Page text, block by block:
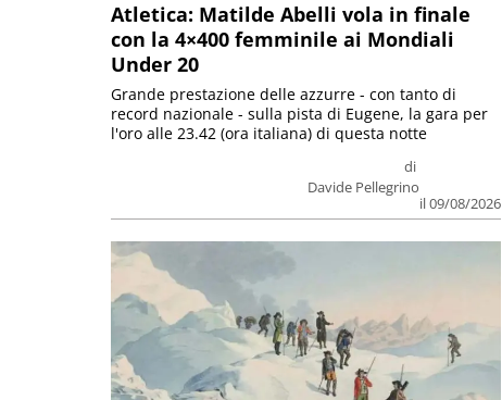
Atletica: Matilde Abelli vola in finale
con la 4×400 femminile ai Mondiali
Under 20
di
Davide Pellegrino
il 09/08/2026
Grande prestazione delle azzurre - con tanto di
record nazionale - sulla pista di Eugene, la gara per
l'oro alle 23.42 (ora italiana) di questa notte